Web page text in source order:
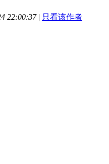
22:00:37 | 只看该作者